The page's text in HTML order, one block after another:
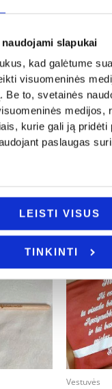
slapukai
kad galėtume
visuomeninės
Be to, svetainės
medijos,
kurie gali ją pridėti
paslaugas
LEISTI VISUS
TINKINTI
vėliau”
Mamos
Šaukšteliai
„Mamos
9.00€
Vestuvės